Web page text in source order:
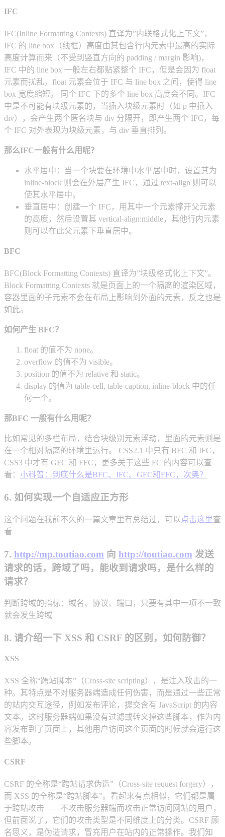
IFC
IFC(Inline Formatting Contexts) 直译为”内联格式化上下文”，
IFC 的 line box（线框）高度由其包含行内元素中最高的实际
高度计算而来（不受到竖直方向的 padding / margin 影响)，
IFC 中的 line box 一般左右都贴紧整个 IFC，但是会因为 float
元素而扰乱。float 元素会位于 IFC 与 line box 之间，使得 line
box 宽度缩短。 同个 IFC 下的多个 line box 高度会不同。IFC
中是不可能有块级元素的，当插入块级元素时（如 p 中插入
div），会产生两个匿名块与 div 分隔开，即产生两个 IFC，每
个 IFC 对外表现为块级元素，与 div 垂直排列。
那么IFC一般有什么用呢？
水平居中：当一个块要在环境中水平居中时，设置其为
inline-block 则会在外层产生 IFC，通过 text-align 则可以
使其水平居中。
垂直居中：创建一个 IFC，用其中一个元素撑开父元素
的高度，然后设置其 vertical-align:middle，其他行内元素
则可以在此父元素下垂直居中。
BFC
BFC(Block Formatting Contexts) 直译为”块级格式化上下文”。
Block Formatting Contexts 就是页面上的一个隔离的渲染区域，
容器里面的子元素不会在布局上影响到外面的元素，反之也是
如此。
如何产生 BFC？
float 的值不为 none。
overflow 的值不为 visible。
position 的值不为 relative 和 static。
display 的值为 table-cell, table-caption, inline-block 中的任
何一个。
那BFC 一般有什么用呢？
比如常见的多栏布局，结合块级别元素浮动，里面的元素则是
在一个相对隔离的环境里运行。 CSS2.1 中只有 BFC 和 IFC，
CSS3 中才有 GFC 和 FFC，更多关于这些 FC 的内容可以查
看： 小科普：到底什么是BFC、IFC、GFC和FFC，次奥？
6. 如何实现一个自适应正方形
这个问题在我前不久的一篇文章里有总结过，可以 点击这里查
看
7. http://mp.toutiao.com 向 http://toutiao.com 发送
请求的话，跨域了吗，能收到请求吗，是什么样的
请求？
判断跨域的指标：域名、协议、端口，只要有其中一项不一致
就会发生跨域
8. 请介绍一下 XSS 和 CSRF 的区别，如何防御？
XSS
XSS 全称“跨站脚本”（Cross-site scripting），是注入攻击的一
种。其特点是不对服务器端造成任何伤害，而是通过一些正常
的站内交互途径，例如发布评论，提交含有 JavaScript 的内容
文本。这时服务器端如果没有过滤或转义掉这些脚本，作为内
容发布到了页面上，其他用户访问这个页面的时候就会运行这
些脚本。
CSRF
CSRF 的全称是“跨站请求伪造”（Cross-site request forgery），
而 XSS 的全称是“跨站脚本”。看起来有点相似，它们都是属
于跨站攻击——不攻击服务器端而攻击正常访问网站的用户，
但前面说了，它们的攻击类型是不同维度上的分类。CSRF 顾
名思义，是伪造请求，冒充用户在站内的正常操作。我们知